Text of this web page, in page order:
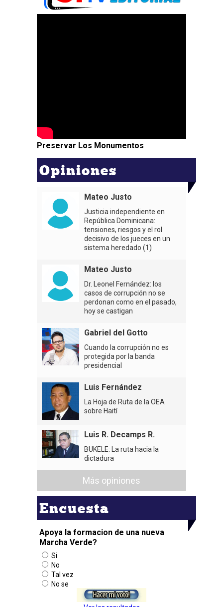
Preservar Los Monumentos
Opiniones
Mateo Justo
Justicia independiente en
República Dominicana:
tensiones, riesgos y el rol
decisivo de los jueces en un
sistema heredado (1)
Mateo Justo
Dr. Leonel Fernández: los
casos de corrupción no se
perdonan como en el pasado,
hoy se castigan
Gabriel del Gotto
Cuando la corrupción no es
protegida por la banda
presidencial
Luis Fernández
La Hoja de Ruta de la OEA
sobre Haití
Luis R. Decamps R.
BUKELE: La ruta hacia la
dictadura
Más opiniones
Encuesta
Apoya la formacion de una nueva
Marcha Verde?
Si
No
Tal vez
No se